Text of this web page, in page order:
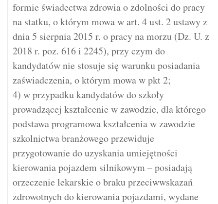
formie świadectwa zdrowia o zdolności do pracy
na statku, o którym mowa w art. 4 ust. 2 ustawy z
dnia 5 sierpnia 2015 r. o pracy na morzu (Dz. U. z
2018 r. poz. 616 i 2245), przy czym do
kandydatów nie stosuje się warunku posiadania
zaświadczenia, o którym mowa w pkt 2;
4) w przypadku kandydatów do szkoły
prowadzącej kształcenie w zawodzie, dla którego
podstawa programowa kształcenia w zawodzie
szkolnictwa branżowego przewiduje
przygotowanie do uzyskania umiejętności
kierowania pojazdem silnikowym – posiadają
orzeczenie lekarskie o braku przeciwwskazań
zdrowotnych do kierowania pojazdami, wydane